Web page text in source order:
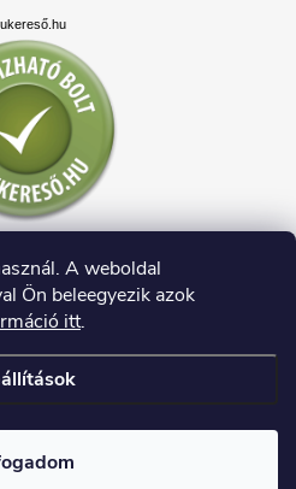
A weboldal
Ön beleegyezik azok
itt.
készítette
. Minden jog fenntartva.